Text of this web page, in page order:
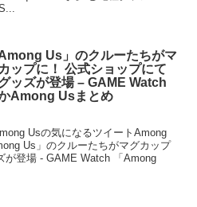
Among Us」のクルーたちがマ
ップに！ 公式ショップにて
ッズが登場 – GAME Watch
Among Usまとめ
Usの気になるツイートAmong
Us」のクルーたちがマグカップ
が登場 - GAME Watch 「Among